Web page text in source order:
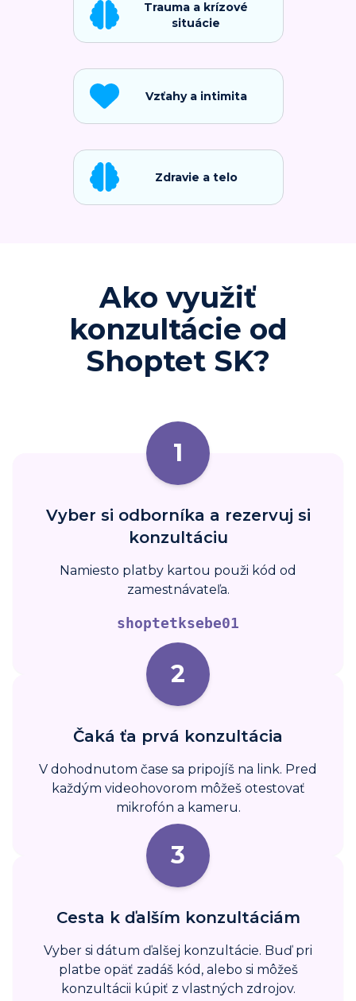
Trauma a krízové
situácie
Vzťahy a intimita
Zdravie a telo
Ako využiť
konzultácie od
Shoptet SK?
1
Vyber si odborníka a rezervuj si
konzultáciu
Namiesto platby kartou použi kód od
zamestnávateľa.
shoptetksebe01
2
Čaká ťa prvá konzultácia
V dohodnutom čase sa pripojíš na link. Pred
každým videohovorom môžeš otestovať
mikrofón a kameru.
3
Cesta k ďalším konzultáciám
Vyber si dátum ďalšej konzultácie. Buď pri
platbe opäť zadáš kód, alebo si môžeš
konzultácii kúpiť z vlastných zdrojov.